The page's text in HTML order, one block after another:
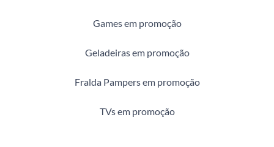
Games em promoção
Geladeiras em promoção
Fralda Pampers em promoção
TVs em promoção